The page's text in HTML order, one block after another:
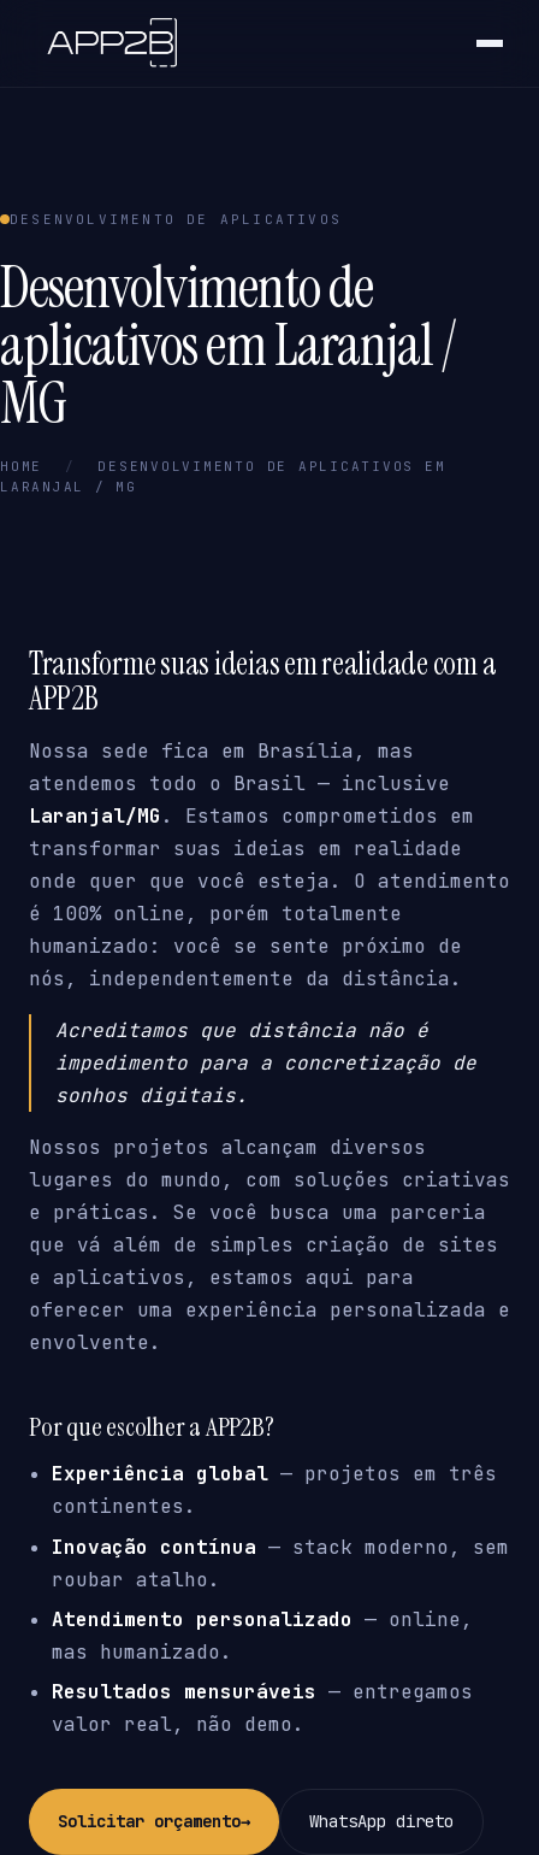
DESENVOLVIMENTO DE APLICATIVOS
Desenvolvimento de
aplicativos em Laranjal /
MG
HOME /
DESENVOLVIMENTO DE APLICATIVOS EM
LARANJAL / MG
Transforme suas ideias em realidade com a
APP2B
Nossa sede fica em Brasília, mas
atendemos todo o Brasil — inclusive
Laranjal/MG . Estamos comprometidos em
transformar suas ideias em realidade
onde quer que você esteja. O atendimento
é 100% online, porém totalmente
humanizado: você se sente próximo de
nós, independentemente da distância.
Acreditamos que distância não é
impedimento para a concretização de
sonhos digitais.
Nossos projetos alcançam diversos
lugares do mundo, com soluções criativas
e práticas. Se você busca uma parceria
que vá além de simples criação de sites
e aplicativos, estamos aqui para
oferecer uma experiência personalizada e
envolvente.
Por que escolher a APP2B?
Experiência global — projetos em três
continentes.
Inovação contínua — stack moderno, sem
roubar atalho.
Atendimento personalizado — online,
mas humanizado.
Resultados mensuráveis — entregamos
valor real, não demo.
Solicitar orçamento→ WhatsApp direto